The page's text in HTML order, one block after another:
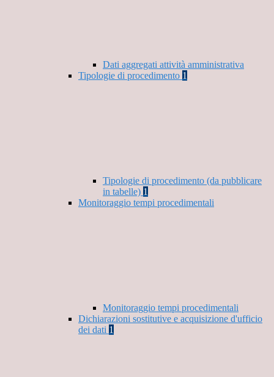
Dati aggregati attività amministrativa
Tipologie di procedimento 1
Tipologie di procedimento (da pubblicare
in tabelle) 1
Monitoraggio tempi procedimentali
Monitoraggio tempi procedimentali
Dichiarazioni sostitutive e acquisizione d'ufficio
dei dati 1